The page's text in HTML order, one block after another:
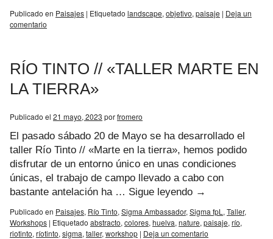
Publicado en Paisajes | Etiquetado landscape, objetivo, paisaje | Deja un
comentario
RÍO TINTO // «TALLER MARTE EN
LA TIERRA»
Publicado el 21 mayo, 2023 porfromero
El pasado sábado 20 de Mayo se ha desarrollado el
taller Río Tinto // «Marte en la tierra», hemos podido
disfrutar de un entorno único en unas condiciones
únicas, el trabajo de campo llevado a cabo con
bastante antelación ha … Sigue leyendo →
Publicado en Paisajes, Río Tinto, Sigma Ambassador, Sigma fpL , Taller,
Workshops | Etiquetado abstracto, colores, huelva, nature, paisaje, río,
riotinto, ríotinto, sigma, taller, workshop | Deja un comentario